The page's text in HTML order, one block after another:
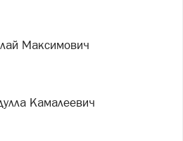
Максимович
Камалеевич